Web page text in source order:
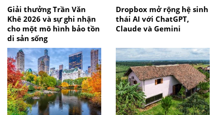
Giải thưởng Trần Văn
Khê 2026 và sự ghi nhận
cho một mô hình bảo tồn
di sản sống
Dropbox mở rộng hệ sinh
thái AI với ChatGPT,
Claude và Gemini